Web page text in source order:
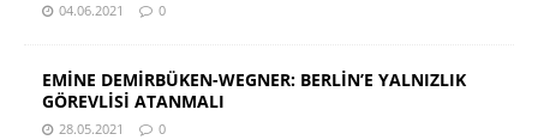
04.06.2021 0
EMİNE DEMİRBÜKEN-WEGNER: BERLİN’E YALNIZLIK
GÖREVLİSİ ATANMALI
28.05.2021 0